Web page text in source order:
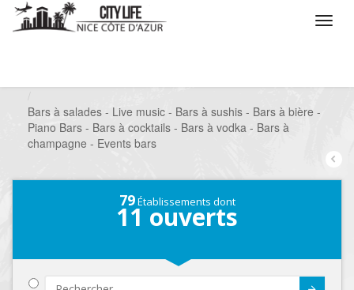
Bars à salades - Live music - Bars à sushis - Bars à bière -
Piano Bars - Bars à cocktails - Bars à vodka - Bars à
champagne - Events bars
79Établissements dont
11 ouverts